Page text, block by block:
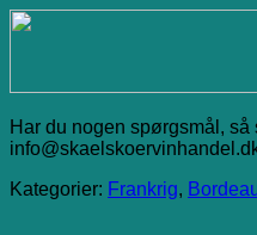
Har du nogen spørgsmål, så
Kategorier: Frankrig,